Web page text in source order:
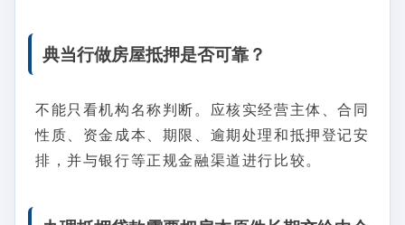
典当行做房屋抵押是否可靠？
不能只看机构名称判断。应核实经营主体、合同
性质、资金成本、期限、逾期处理和抵押登记安
排，并与银行等正规金融渠道进行比较。